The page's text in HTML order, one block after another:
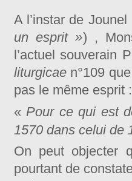
A l’instar de Jounel
un esprit ») ,
l’actuel souverain
liturgicaen°109
pas le même esprit :
« Pour ce qui est
1570 dans celui de
On peut objecter
pourtant de